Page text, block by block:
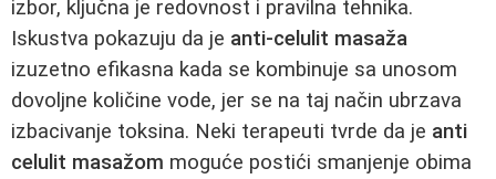
izbor, ključna je redovnost i pravilna tehnika.
Iskustva pokazuju da je anti-celulit masaža
izuzetno efikasna kada se kombinuje sa unosom
dovoljne količine vode, jer se na taj način ubrzava
izbacivanje toksina. Neki terapeuti tvrde da je anti
celulit masažom moguće postići smanjenje obima